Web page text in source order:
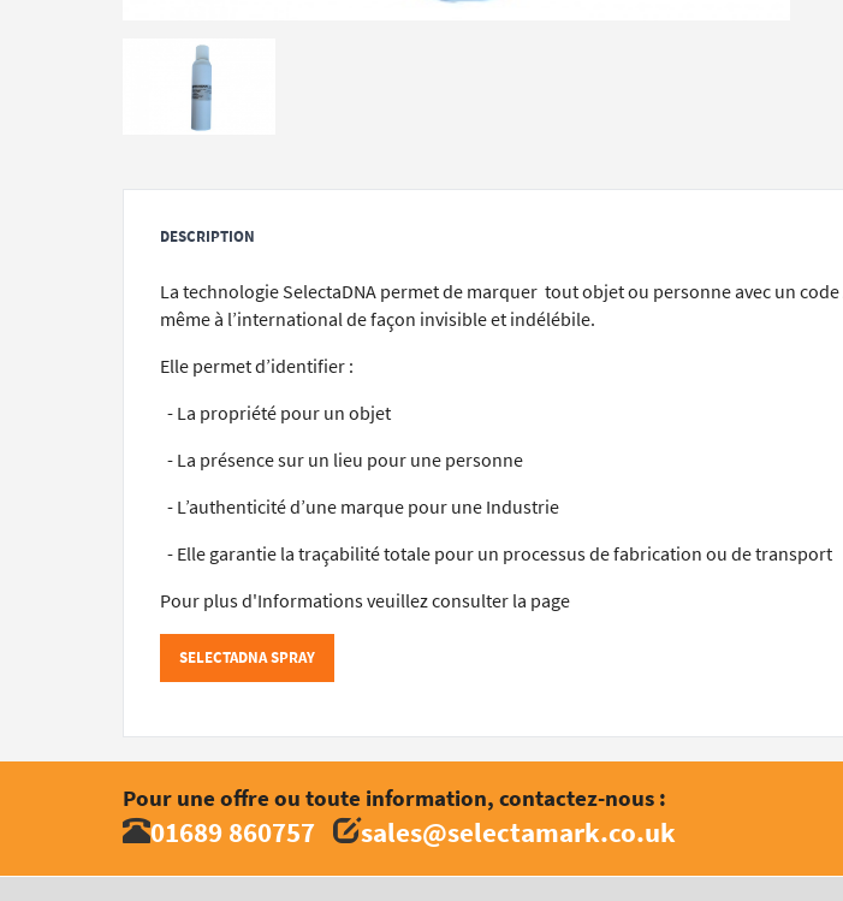
DESCRIPTION
La technologie SelectaDNA permet de marquer tout objet ou personne avec un
même à l’international de façon invisible et indélébile.
Elle permet d’identifier :
- La propriété pour un objet
- La présence sur un lieu pour une personne
- L’authenticité d’une marque pour une Industrie
- Elle garantie la traçabilité totale pour un processus de fabrication ou de transport
Pour plus d'Informations veuillez consulter la page
SELECTADNA SPRAY
Pour une offre ou toute information, contactez-nous :
01689 860757 sales@selectamark.co.uk